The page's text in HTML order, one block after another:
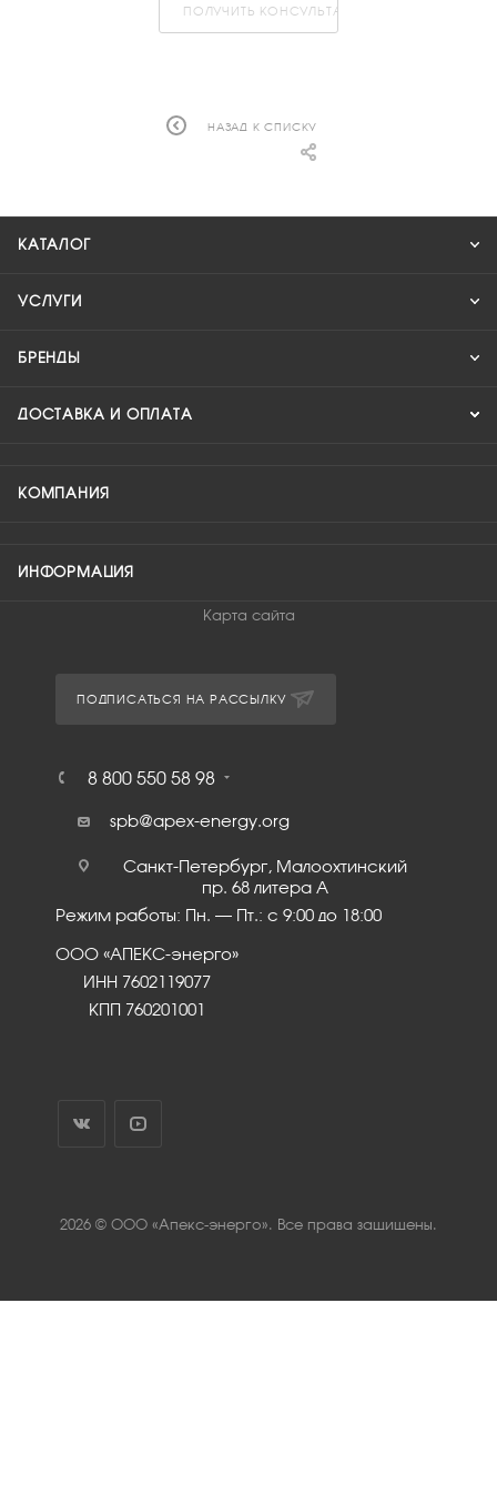
ПОЛУЧИТЬ КОНСУЛЬТАЦИЮ
НАЗАД К СПИСКУ
КАТАЛОГ
УСЛУГИ
БРЕНДЫ
ДОСТАВКА И ОПЛАТА
КОМПАНИЯ
ИНФОРМАЦИЯ
Карта сайта
ПОДПИСАТЬСЯ НА РАССЫЛКУ
8 800 550 58 98
spb@apex-energy.org
Санкт-Петербург, Малоохтинский
пр. 68 литера А
Режим работы: Пн. – Пт.: с 9:00 до 18:00
ООО «АПЕКС-энерго»
ИНН 7602119077
КПП 760201001
2026 © ООО «Апекс-энерго». Все права защищены.